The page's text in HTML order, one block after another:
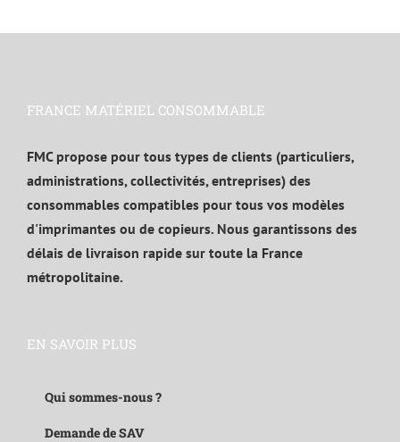
FRANCE MATÉRIEL CONSOMMABLE
FMC propose pour tous types de clients (particuliers,
administrations, collectivités, entreprises) des
consommables compatibles pour tous vos modèles
d'imprimantes ou de copieurs. Nous garantissons des
délais de livraison rapide sur toute la France
métropolitaine.
EN SAVOIR PLUS
Qui sommes-nous ?
Demande de SAV